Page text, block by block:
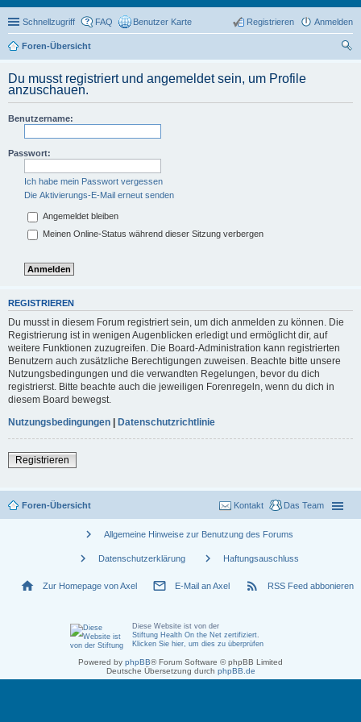
Schnellzugriff FAQ Benutzer Karte Anmelden
Registrieren
Foren-Übersicht
Du musst registriert und angemeldet sein, um Profile
anzuschauen.
Benutzername:
Passwort:
Ich habe mein Passwort vergessen
Die Aktivierungs-E-Mail erneut senden
Angemeldet bleiben
Meinen Online-Status während dieser Sitzung verbergen
REGISTRIEREN
Du musst in diesem Forum registriert sein, um dich anmelden zu können. Die
Registrierung ist in wenigen Augenblicken erledigt und ermöglicht dir, auf
weitere Funktionen zuzugreifen. Die Board-Administration kann registrierten
Benutzern auch zusätzliche Berechtigungen zuweisen. Beachte bitte unsere
Nutzungsbedingungen und die verwandten Regelungen, bevor du dich
registrierst. Bitte beachte auch die jeweiligen Forenregeln, wenn du dich in
diesem Board bewegst.
Nutzungsbedingungen | Datenschutzrichtlinie
Registrieren
Foren-Übersicht Das Team
Kontakt
chevron_right Allgemeine Hinweise zur Benutzung des Forums
chevron_right Datenschutzerklärung chevron_right Haftungsauschluss
home Zur Homepage von Axel mail_outline E-Mail an Axel rss_feed RSS Feed abbonieren
Diese Website ist von der
Stiftung Health On the Net zertifiziert
Klicken Sie hier, um dies zu überprüfen
Powered by phpBB® Forum Software © phpBB Limited
Deutsche Übersetzung durch phpBB.de